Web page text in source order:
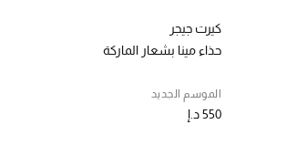
كيرت جيجر
حذاء مينا بشعار الماركة
الموسم الجديد
550 د.إ